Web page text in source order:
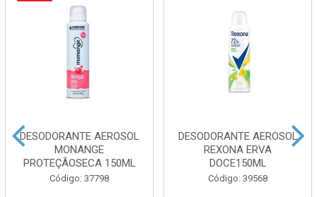
DESODORANTE AEROSOL
MONANGE
PROTEÇÃOSECA 150ML
Código: 37798
DESODORANTE AEROSOL
REXONA ERVA
DOCE150ML
Código: 39568